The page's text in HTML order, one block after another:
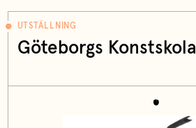
UTSTÄLLNING
Göteborgs Konstskola